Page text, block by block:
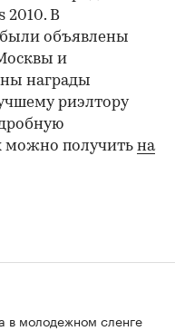
2010. В
объявлены
и
награды
риэлтору
можно получить на
в молодежном сленге